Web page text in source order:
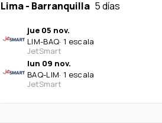
Lima- Barranquilla 5 días
jue 05 nov.
LIM-BAQ· 1 escala
JetSmart
lun 09 nov.
BAQ-LIM· 1 escala
JetSmart